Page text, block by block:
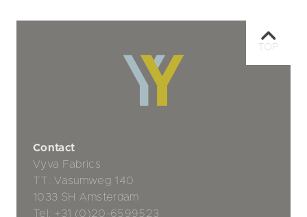
Contact
Vyva Fabrics
TT. Vasumweg 140
1033 SH Amsterdam
Tel: +31 (0)20-6599523
TOP